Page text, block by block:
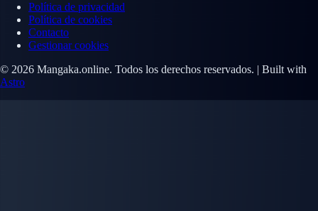
Política de privacidad
Política de cookies
Contacto
Gestionar cookies
© 2026 Mangaka.online. Todos los derechos reservados. | Built with
Astro